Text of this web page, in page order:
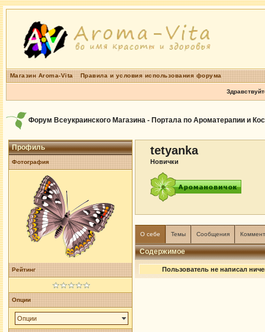
Магазин Aroma-Vita Правила и условия использования форума
Форум Всеукраинского Магазина - Портала по Ароматерапии и
Профиль
Фотография
Рейтинг
Опции
Опции
tetyanka
Новички
О себе Темы Сообщения
Содержимое
Пользователь не написал